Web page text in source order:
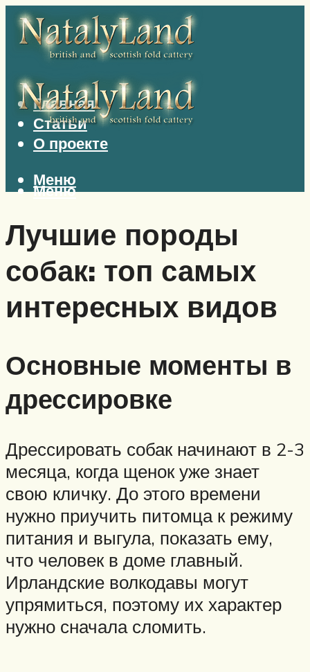
Главная
Статьи
О проекте
Меню
Меню
Лучшие породы
собак: топ самых
интересных видов
Основные моменты в
дрессировке
Дрессировать собак начинают в 2-3
месяца, когда щенок уже знает
свою кличку. До этого времени
нужно приучить питомца к режиму
питания и выгула, показать ему,
что человек в доме главный.
Ирландские волкодавы могут
упрямиться, поэтому их характер
нужно сначала сломить.